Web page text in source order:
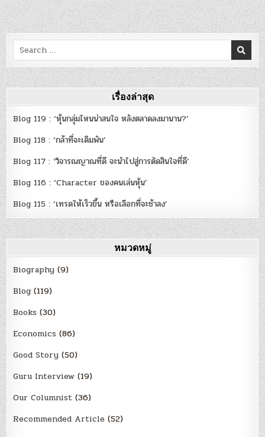
Search
for:
เรื่องล่าสุด
Blog 119 : ‘หุ้นกลุ่มไหนน่าสนใจ หลังตลาดลงมานาน?’
Blog 118 : ‘กล้าที่จะเดิมพัน’
Blog 117 : ‘วิจารณญาณที่ดี จะนำไปสู่การตัดสินใจที่ดี’
Blog 116 : ‘Character ของคนเล่นหุ้น’
Blog 115 : ‘เทรดให้เร็วขึ้น หรือเลือกที่จะช้าลง’
หมวดหมู่
Biography (9)
Blog (119)
Books (30)
Economics (86)
Good Story (50)
Guru Interview (19)
Our Columnist (36)
Recommended Article (52)